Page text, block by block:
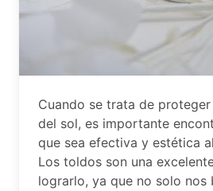
Cuando se trata de
del sol, es importante
que sea efectiva y estética
Los toldos son una
lograrlo, ya que no solo nos